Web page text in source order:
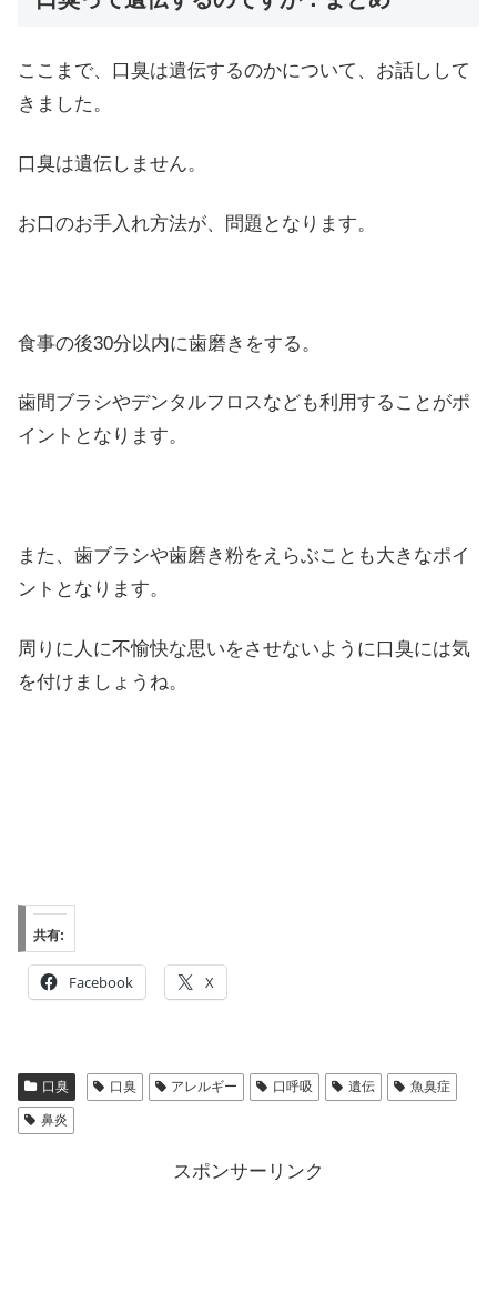
ここまで、口臭は遺伝するのかについて、お話しして
きました。
口臭は遺伝しません。
お口のお手入れ方法が、問題となります。
食事の後30分以内に歯磨きをする。
歯間ブラシやデンタルフロスなども利用することがポ
イントとなります。
また、歯ブラシや歯磨き粉をえらぶことも大きなポイ
ントとなります。
周りに人に不愉快な思いをさせないように口臭には気
を付けましょうね。
共有:
Facebook X
口臭 口臭 アレルギー 口呼吸 遺伝 魚臭症
鼻炎
スポンサーリンク